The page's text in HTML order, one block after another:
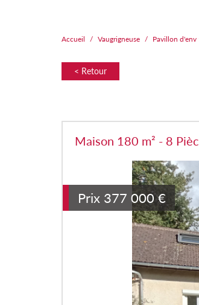
Accueil Vaugrigneuse Pavillon d'env
< Retour
Maison 180 m² - 8
Prix 377 000 €